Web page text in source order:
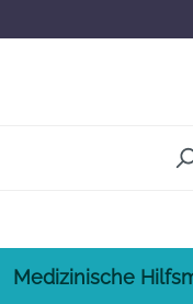
Medizinische